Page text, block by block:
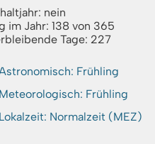
nein
im Jahr: 138 von 365
Tage: 227
Frühling
Meteorologisch: Frühling
Lokalzeit: Normalzeit (MEZ)